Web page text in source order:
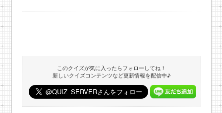
このクイズが気に入ったらフォローしてね！
新しいクイズコンテンツなど更新情報を配信中♪